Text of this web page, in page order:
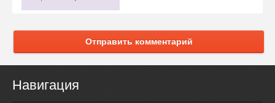
Отправить комментарий
Навигация